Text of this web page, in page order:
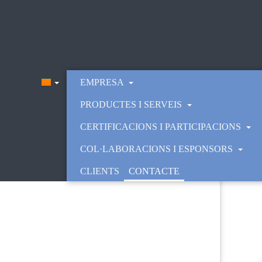
EMPRESA
PRODUCTES I SERVEIS
CERTIFICACIONS I PARTICIPACIONS
COL·LABORACIONS I ESPONSORS
CLIENTS CONTACTE